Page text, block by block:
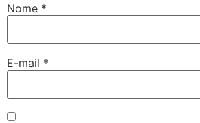
Nome *
E-mail *